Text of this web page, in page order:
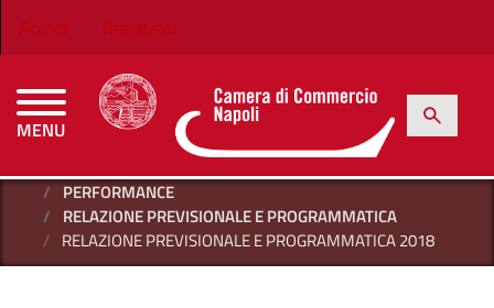
Menu profilo utente
Accedi Registrati
MENU
CAMERE DI COMMERCIO D'ITALIA
Cerca
h
PERFORMANCE
RELAZIONE PREVISIONALE E PROGRAMMATICA
RELAZIONE PREVISIONALE E PROGRAMMATICA 2018